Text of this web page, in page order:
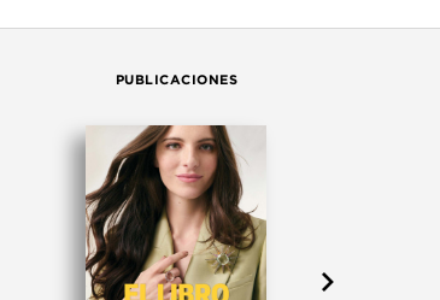
PUBLICACIONES